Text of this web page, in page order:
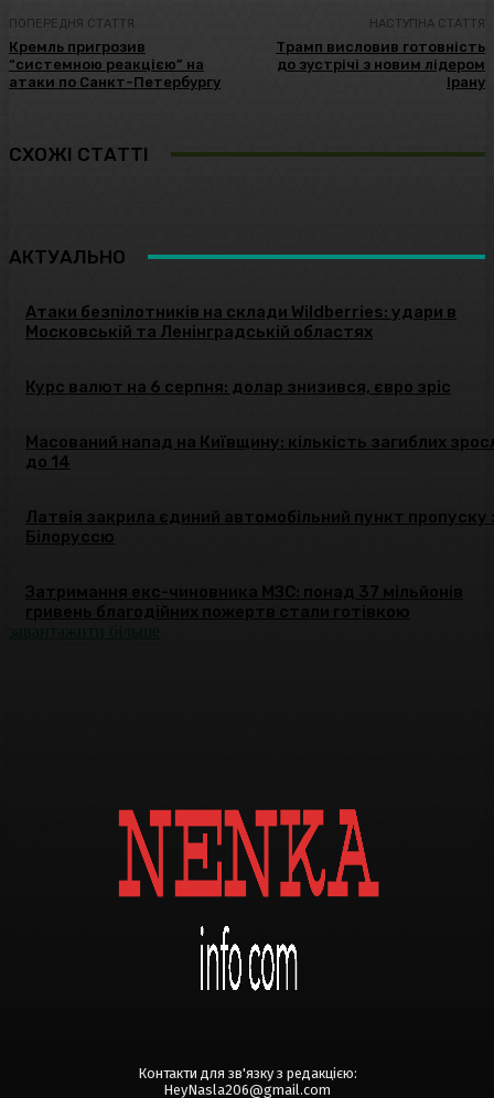
ПОПЕРЕДНЯ СТАТТЯ
Кремль пригрозив
“системною реакцією” на
атаки по Санкт-Петербургу
НАСТУПНА СТАТТЯ
Трамп висловив готовність
до зустрічі з новим лідером
Ірану
СХОЖІ СТАТТІ
АКТУАЛЬНО
Атаки безпілотників на склади Wildberries: удари в
Московській та Ленінградській областях
Курс валют на 6 серпня: долар знизився, євро зріс
Масований напад на Київщину: кількість загиблих
до 14
Латвія закрила єдиний автомобільний пункт пропуску
Білоруссю
Затримання екс-чиновника МЗС: понад 37 мільйонів
гривень благодійних пожертв стали готівкою
завантажити більше
Контакти для зв'язку з редакцією:
HeyNasla206@gmail.com